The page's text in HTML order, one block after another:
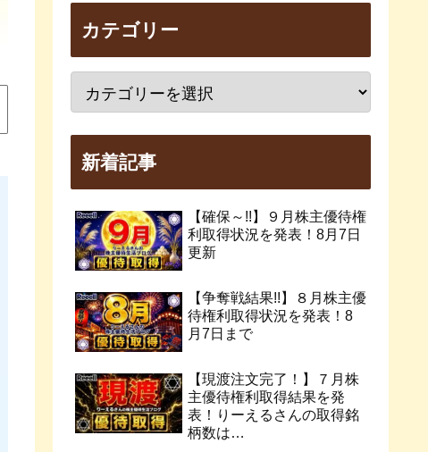
カテゴリー
新着記事
【確保～!!】９月株主優待権
利取得状況を発表！8月7日
更新
【争奪戦結果!!】８月株主優
待権利取得状況を発表！8
月7日まで
【現渡注文完了！】７月株
主優待権利取得結果を発
表！りーえるさんの取得銘
柄数は…